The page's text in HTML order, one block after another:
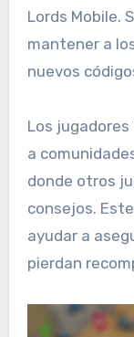
Lords Mobile.
mantener a
nuevos
Los
a
donde otros
consejos.
ayudar a
pierdan